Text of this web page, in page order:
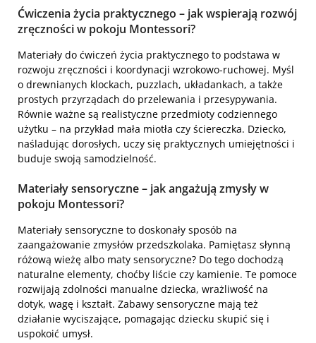
Ćwiczenia życia praktycznego – jak wspierają rozwój
zręczności w pokoju Montessori?
Materiały do ćwiczeń życia praktycznego to podstawa w
rozwoju zręczności i koordynacji wzrokowo-ruchowej. Myśl
o drewnianych klockach, puzzlach, układankach, a także
prostych przyrządach do przelewania i przesypywania.
Równie ważne są realistyczne przedmioty codziennego
użytku – na przykład mała miotła czy ściereczka. Dziecko,
naśladując dorosłych, uczy się praktycznych umiejętności i
buduje swoją samodzielność.
Materiały sensoryczne – jak angażują zmysły w
pokoju Montessori?
Materiały sensoryczne to doskonały sposób na
zaangażowanie zmysłów przedszkolaka. Pamiętasz słynną
różową wieżę albo maty sensoryczne? Do tego dochodzą
naturalne elementy, choćby liście czy kamienie. Te pomoce
rozwijają zdolności manualne dziecka, wrażliwość na
dotyk, wagę i kształt. Zabawy sensoryczne mają też
działanie wyciszające, pomagając dziecku skupić się i
uspokoić umysł.